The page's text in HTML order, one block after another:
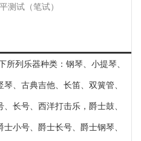
测试（笔试）
所列乐器种类：钢琴、小提琴、
、古典吉他、长笛、双簧管、
长号、西洋打击乐，爵士鼓、
小号、爵士长号、爵士钢琴、